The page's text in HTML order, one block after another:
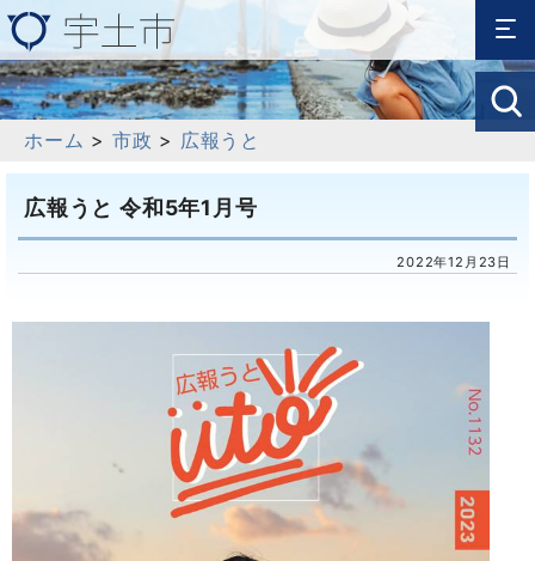
ホーム > 市政 > 広報うと
広報うと 令和5年1月号
2022年12月23日